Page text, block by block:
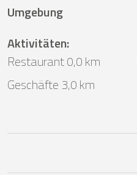
Umgebung
Aktivitäten:
Restaurant 0,0 km
Geschäfte 3,0 km